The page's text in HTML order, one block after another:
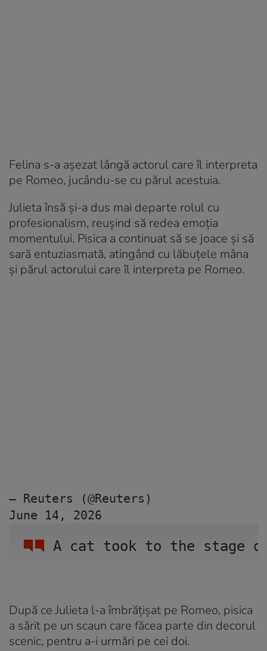
Felina s-a așezat lângă actorul care îl interpreta
pe Romeo, jucându-se cu părul acestuia.
Julieta însă și-a dus mai departe rolul cu
profesionalism, reușind să redea emoția
momentului. Pisica a continuat să se joace și să
sară entuziasmată, atingând cu lăbuțele mâna
și părul actorului care îl interpreta pe Romeo.
A cat took to the stage
— Reuters (@Reuters)
June 14, 2026
După ce Julieta l-a îmbrățișat pe Romeo, pisica
a sărit pe un scaun care făcea parte din decorul
scenic, pentru a-i urmări pe cei doi.